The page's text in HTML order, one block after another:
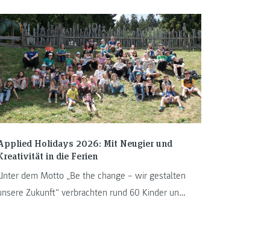
Holidays 2026: Mit Neugier und
in die Ferien
dem Motto „Be the change – wir gestalten
Zukunft“ verbrachten rund 60 Kinder und